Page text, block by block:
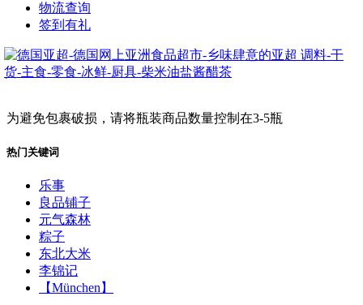
物流查询
签到有礼
为避免包裹破损，请将瓶装商品数量控制在3-5瓶
热门关键词
乐事
良品铺子
元气森林
粽子
东北大米
李锦记
【München】